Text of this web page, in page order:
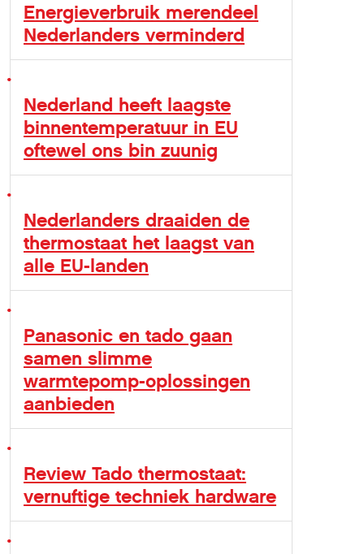
Energieverbruik merendeel
Nederlanders verminderd
Nederland heeft laagste
binnentemperatuur in EU
oftewel ons bin zuunig
Nederlanders draaiden de
thermostaat het laagst van
alle EU-landen
Panasonic en tado gaan
samen slimme
warmtepomp-oplossingen
aanbieden
Review Tado thermostaat:
vernuftige techniek hardware